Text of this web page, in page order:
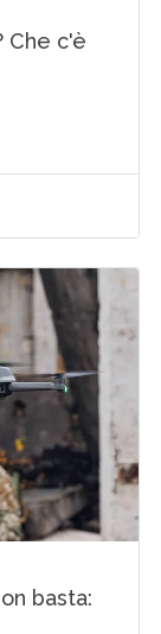
Che c'è
basta: